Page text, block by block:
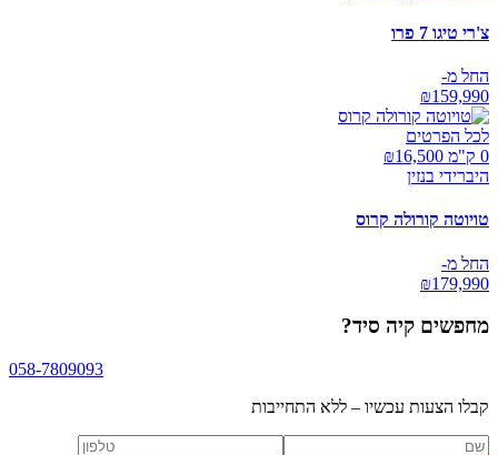
צ'רי טיגו 7 פרו
החל מ-
₪159,990
לכל הפרטים
0 ק"מ ₪
16,500
היברידי בנזין
טויוטה קורולה קרוס
החל מ-
₪179,990
מחפשים קיה סיד?
058-7809093
קבלו הצעות עכשיו – ללא התחייבות